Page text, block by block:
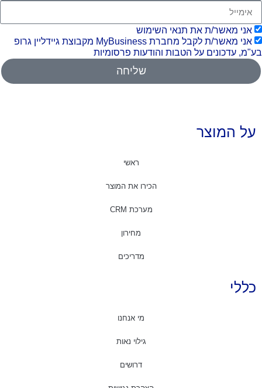
אני מאשר/ת את תנאי השימוש
אני מאשר/ת לקבל מחברת MyBusiness מקבוצת גיידליין גרופ
עדכונים על הטבות והודעות פרסומיות
שליחה
על המוצר
ראשי
הכירו את המוצר
מערכת CRM
מחירון
מדריכים
כללי
מי אנחנו
גילוי נאות
דרושים